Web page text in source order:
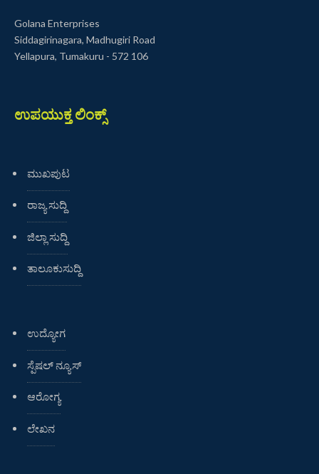
Golana Enterprises
Siddagirinagara, Madhugiri Road
Yellapura, Tumakuru - 572 106
ಉಪಯುಕ್ತ ಲಿಂಕ್ಸ್
ಮುಖಪುಟ
ರಾಜ್ಯ ಸುದ್ದಿ
ಜಿಲ್ಲಾ ಸುದ್ದಿ
ತಾಲೂಕುಸುದ್ದಿ
ಉದ್ಯೋಗ
ಸ್ಪೆಷಲ್ ನ್ಯೂಸ್
ಆರೋಗ್ಯ
ಲೇಖನ